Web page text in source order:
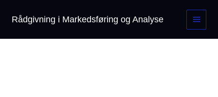
indholdet
Rådgivning i Markedsføring og Analyse
Main